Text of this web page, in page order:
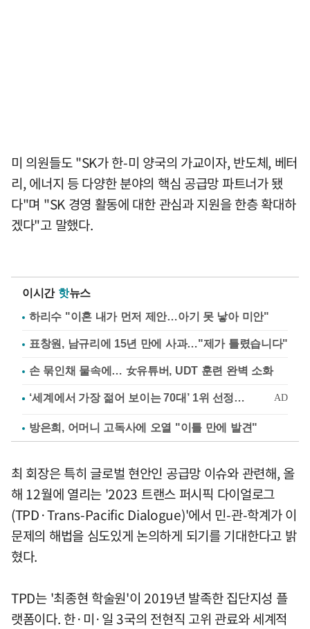
미 의원들도 "SK가 한-미 양국의 가교이자, 반도체, 베터
리, 에너지 등 다양한 분야의 핵심 공급망 파트너가 됐
다"며 "SK 경영 활동에 대한 관심과 지원을 한층 확대하
겠다"고 말했다.
이시간 핫뉴스
하리수 "이혼 내가 먼저 제안…아기 못 낳아 미안"
표창원, 남규리에 15년 만에 사과…"제가 틀렸습니다"
손 묶인채 물속에… 女유튜버, UDT 훈련 완벽 소화
방은희, 어머니 고독사에 오열 "이틀 만에 발견"
최 회장은 특히 글로벌 현안인 공급망 이슈와 관련해, 올
해 12월에 열리는 '2023 트랜스 퍼시픽 다이얼로그
(TPD·Trans-Pacific Dialogue)'에서 민-관-학계가 이
문제의 해법을 심도있게 논의하게 되기를 기대한다고 밝
혔다.
TPD는 '최종현 학술원'이 2019년 발족한 집단지성 플
랫폼이다. 한·미·일 3국의 전현직 고위 관료와 세계적